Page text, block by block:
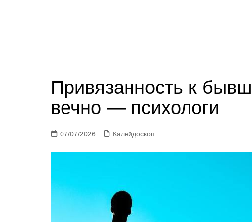
Привязанность к
вечно — психологи
07/07/2026 Калейдоскоп